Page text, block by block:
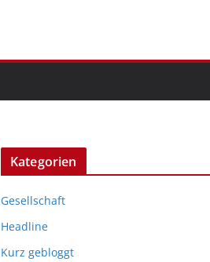
Kategorien
Gesellschaft
Headline
Kurz gebloggt